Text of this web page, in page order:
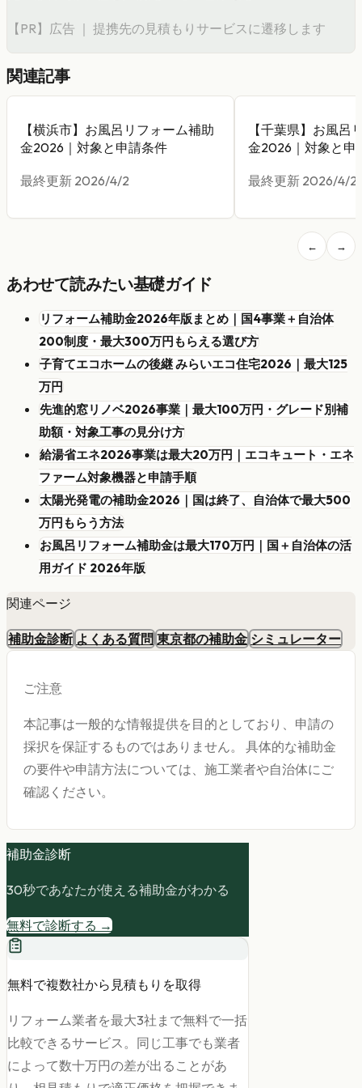
【PR】広告 ｜ 提携先の見積もりサービスに遷移します
関連記事
【横浜市】お風呂リフォーム補助
金2026｜対象と申請条件
最終更新 2026/4/2
【千葉県】お風呂
金2026｜対象と申
最終更新 2026/4/2
← →
あわせて読みたい基礎ガイド
リフォーム補助金2026年版まとめ｜国4事業＋自治体
200制度・最大300万円もらえる選び方
子育てエコホームの後継 みらいエコ住宅2026｜最大125
万円
先進的窓リノベ2026事業｜最大100万円・グレード別補
助額・対象工事の見分け方
給湯省エネ2026事業は最大20万円｜エコキュート・エネ
ファーム対象機器と申請手順
太陽光発電の補助金2026｜国は終了、自治体で最大500
万円もらう方法
お風呂リフォーム補助金は最大170万円｜国＋自治体の活
用ガイド 2026年版
関連ページ
補助金診断 よくある質問 東京都の補助金 シミュレーター
ご注意
本記事は一般的な情報提供を目的としており、申請の
採択を保証するものではありません。 具体的な補助金
の要件や申請方法については、施工業者や自治体にご
確認ください。
補助金診断
30秒であなたが使える補助金がわかる
無料で診断する →
無料で複数社から見積もりを取得
リフォーム業者を最大3社まで無料で一括
比較できるサービス。同じ工事でも業者
によって数十万円の差が出ることがあ